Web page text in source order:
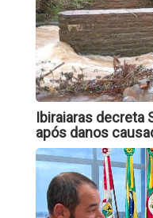
Ibiraiaras decreta
após danos